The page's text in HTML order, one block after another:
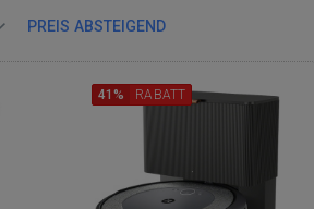
PREIS ABSTEIGEND
41% RABATT